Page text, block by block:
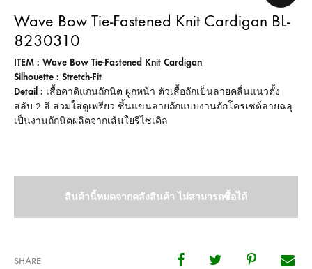
Wave Bow Tie-Fastened Knit Cardigan BL-
8230310
ITEM : Wave Bow Tie-Fastened Knit Cardigan
Silhouette : Stretch-Fit
Detail : เสื้อคาดิแกนถักนิต ผูกหน้า ตัวเสื้อถักเป็นลายคลื่นแนวตั้ง
สลับ 2 สี สวมใส่ดูเพรียว ชิ้นแขนลายถักแบบงานถักโครเชต์ลายฉลุ
เป็นงานถักนิตผลิตจากเส้นใยรีไซเคิล
สินค้านี้หมดจากคลังสินค้า ไม่สามารถซื้อได้
SHARE